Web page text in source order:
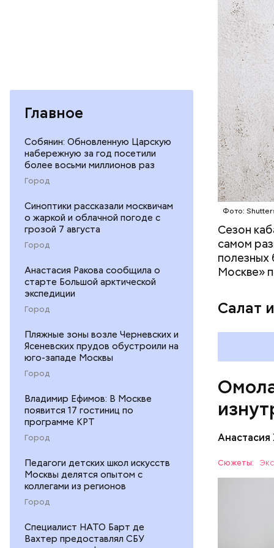
Главное
Собянин: Обновленную Царскую
набережную за год посетили
более восьми миллионов раз
Город
Синоптики рассказали москвичам
о жаркой и облачной погоде с
грозой 7 августа
Город
Анастасия Ракова сообщила о
старте Большой арктической
экспедиции
Город
Пляжные зоны возле Черневских и
Ясеневских прудов обустроили на
юго-западе Москвы
Город
Владимир Ефимов: В Москве
появится 17 гостиниц по
программе КРТ
Город
Педагоги детских школ искусств
Москвы делятся опытом с
коллегами из регионов
Город
Cпециалист НАТО Барт де
Вахтер предоставлял СБУ
Фото:
Сезон
самом
полезных
Москве»
Салат
Сюжеты:
Дыня
кожи;
плода.
ряда
лютеин
наше
калий
— В